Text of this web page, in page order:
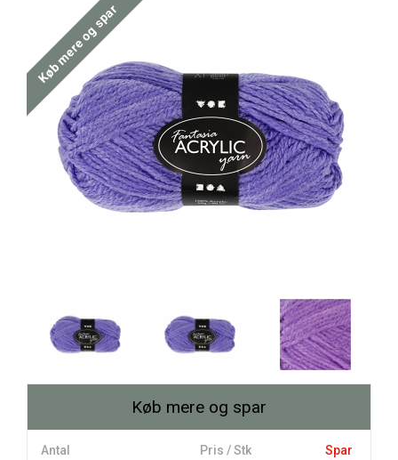
Køb mere og spar
Køb mere og spar
Antal Pris / Stk Spar